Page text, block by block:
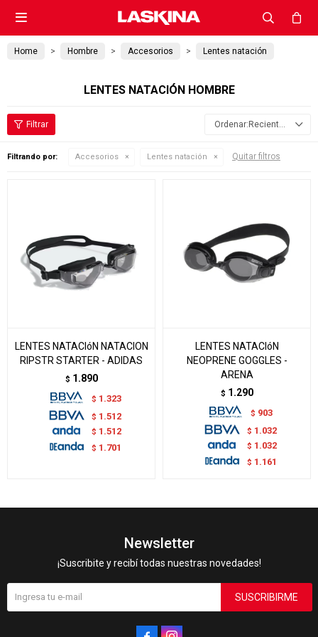

Home Hombre Accesorios Lentes natación
LENTES NATACIÓN HOMBRE
Recientes
Filtrando por: Accesorios Lentes natación Quitar filtros
LENTES NATACIóN NATACION
RIPSTR STARTER - ADIDAS
$ 1.890
$ 1.323
$ 1.512
$ 1.512
$ 1.701
LENTES NATACIóN
NEOPRENE GOGGLES -
ARENA
$ 1.290
$ 903
$ 1.032
$ 1.032
$ 1.161
Newsletter
¡Suscribite y recibí todas nuestras novedades!
SUSCRIBIRME